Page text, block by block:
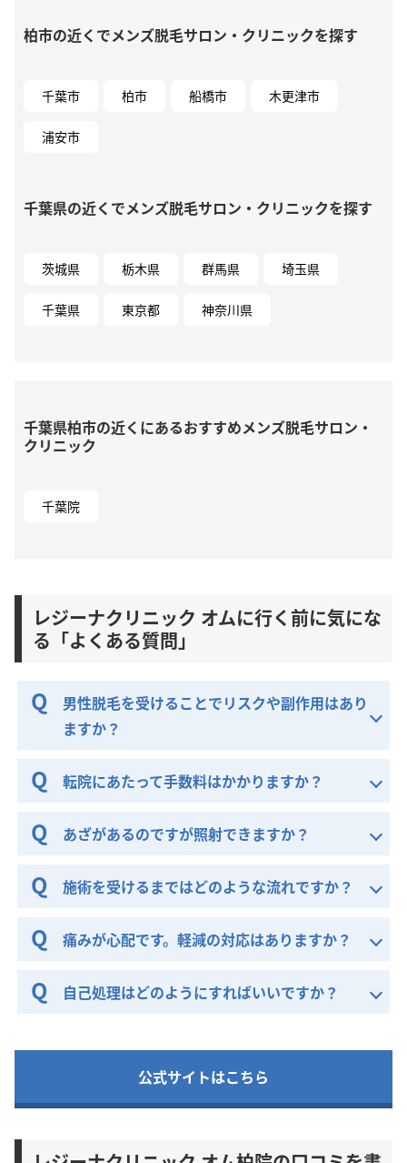
柏市の近くでメンズ脱毛サロン・クリニックを探す
千葉市 柏市 船橋市 木更津市
浦安市
千葉県の近くでメンズ脱毛サロン・クリニックを探す
茨城県 栃木県 群馬県 埼玉県
千葉県 東京都 神奈川県
千葉県柏市の近くにあるおすすめメンズ脱毛サロン・
クリニック
千葉院
レジーナクリニック オムに行く前に気にな
る「よくある質問」
男性脱毛を受けることでリスクや副作用はあり
ますか？
転院にあたって手数料はかかりますか？
あざがあるのですが照射できますか？
施術を受けるまではどのような流れですか？
痛みが心配です。軽減の対応はありますか？
自己処理はどのようにすればいいですか？
公式サイトはこちら